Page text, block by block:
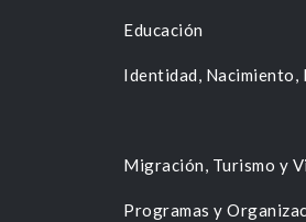
Educación
Identidad,
Migración, Turismo y
Programas y